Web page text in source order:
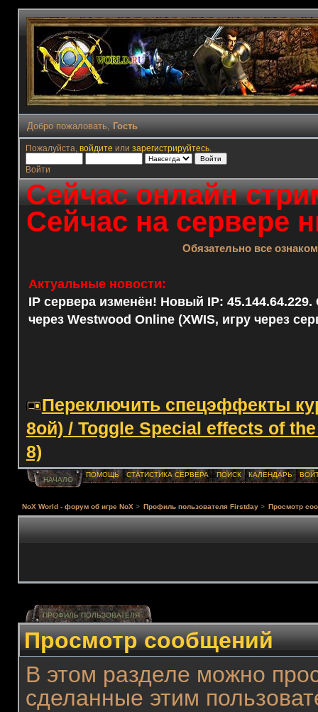
Добро пожаловать, Гость
Пожалуйста, войдите или зарегистрируйтесь.
Войти
Сейчас онлайн
Сейчас на сервере
Обязательно все
Актуальные новости:
IP сервера изменён! Новый IP: 45.144.64.229.
через Westwood Online (XWIS, игру через
Переключить спецэффекты
8ой) / Toggle Special effects of
8)
НАЧАЛО
ПОМОЩЬ СТАТИСТИКА СЕРВЕРА ПОИСК КАЛЕНДАРЬ
NoX World - форум об игре NoX > Профиль пользователя Firstday > Просмотр
ПРОФИЛЬ ПОЛЬЗОВАТЕЛЯ
Просмотр сообщений
В этом разделе можно
сделанные этим